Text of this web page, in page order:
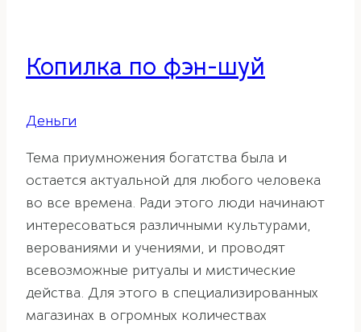
Копилка по фэн-шуй
Деньги
Тема приумножения богатства была и
остается актуальной для любого человека
во все времена. Ради этого люди начинают
интересоваться различными культурами,
верованиями и учениями, и проводят
всевозможные ритуалы и мистические
действа. Для этого в специализированных
магазинах в огромных количествах